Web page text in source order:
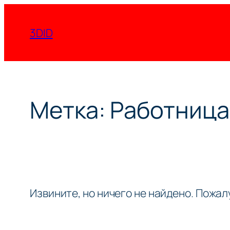
содержимому
3DID
Метка: Работница
Извините, но ничего не найдено.